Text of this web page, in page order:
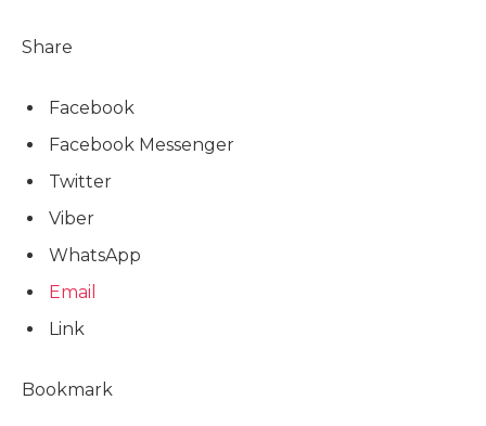
Share
Facebook
Facebook Messenger
Twitter
Viber
WhatsApp
Email
Link
Bookmark